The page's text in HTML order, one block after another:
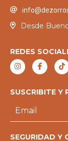
Desde
REDES
SUSCRIBITE Y
SEGURIDAD Y